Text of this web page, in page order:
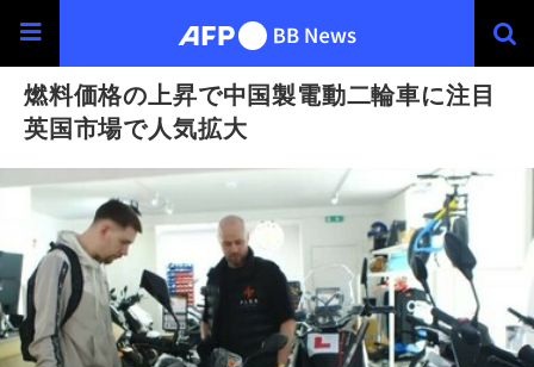
燃料価格の上昇で中国製電動二輪車に注目
英国市場で人気拡大